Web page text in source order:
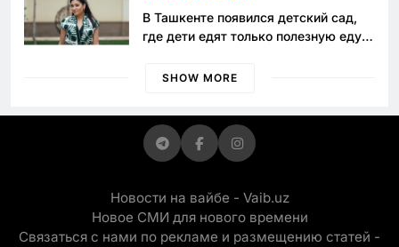
В Ташкенте появился детский сад,
где дети едят только полезную еду.
просить «кашу без сахара»
SHOW MORE
Новости на вайбе - Vaib.uz
Новое СМИ для нового времени
Связаться с нами по рекламе и размещению статей -